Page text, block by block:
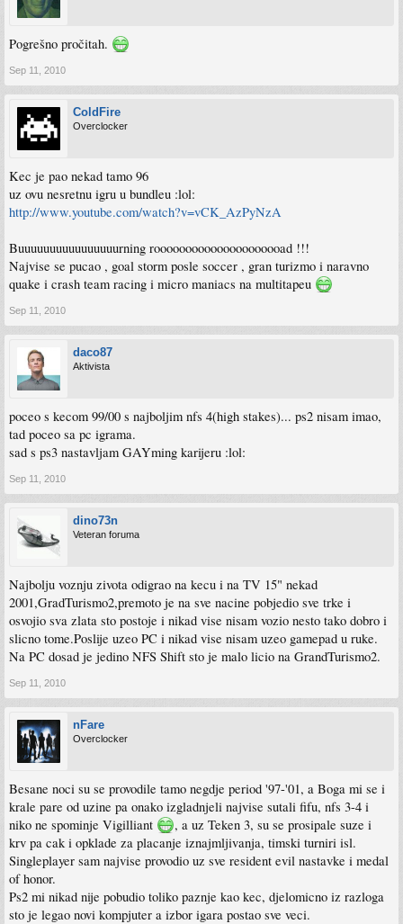
Pogrešno pročitah.
Sep 11, 2010
ColdFire
Overclocker
Kec je pao nekad tamo 96
uz ovu nesretnu igru u bundleu :lol:
http://www.youtube.com/watch?v=vCK_AzPyNzA
Buuuuuuuuuuuuuuuurning rooooooooooooooooooooad !!!
Najvise se pucao , goal storm posle soccer , gran turizmo i naravno
quake i crash team racing i micro maniacs na multitapeu
Sep 11, 2010
daco87
Aktivista
poceo s kecom 99/00 s najboljim nfs 4(high stakes)... ps2 nisam imao,
tad poceo sa pc igrama.
sad s ps3 nastavljam GAYming karijeru :lol:
Sep 11, 2010
dino73n
Veteran foruma
Najbolju voznju zivota odigrao na kecu i na TV 15" nekad
2001,GradTurismo2,premoto je na sve nacine pobjedio sve trke i
osvojio sva zlata sto postoje i nikad vise nisam vozio nesto tako dobro i
slicno tome.Poslije uzeo PC i nikad vise nisam uzeo gamepad u ruke.
Na PC dosad je jedino NFS Shift sto je malo licio na GrandTurismo2.
Sep 11, 2010
nFare
Overclocker
Besane noci su se provodile tamo negdje period '97-'01, a Boga mi se i
krale pare od uzine pa onako izgladnjeli najvise sutali fifu, nfs 3-4 i
niko ne spominje Vigilliant
, a uz Teken 3, su se prosipale suze i
krv pa cak i opklade za placanje iznajmljivanja, timski turniri isl.
Singleplayer sam najvise provodio uz sve resident evil nastavke i medal
of honor.
Ps2 mi nikad nije pobudio toliko paznje kao kec, djelomicno iz razloga
sto je legao novi kompjuter a izbor igara postao sve veci.